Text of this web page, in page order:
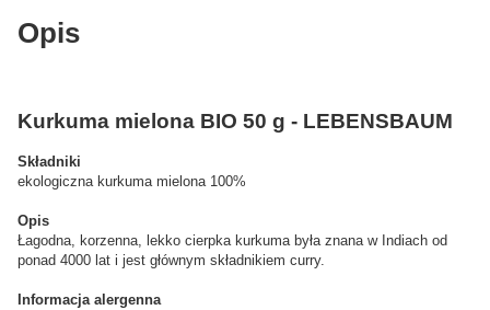
Opis
Kurkuma mielona BIO 50 g - LEBENSBAUM
Składniki
ekologiczna kurkuma mielona 100%
Opis
Łagodna, korzenna, lekko cierpka kurkuma była znana w Indiach od
ponad 4000 lat i jest głównym składnikiem curry.
nformacja alergenna